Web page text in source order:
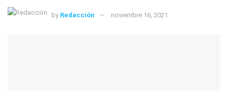
by Redacción noviembre 16, 2021